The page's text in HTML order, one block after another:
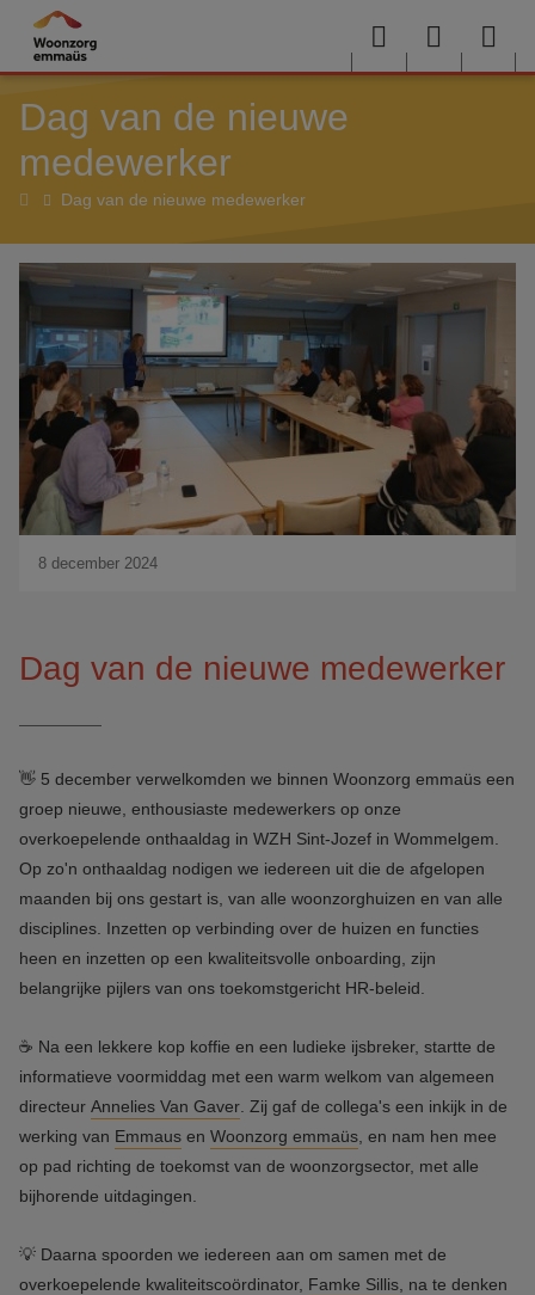
Overslaan en naar de inhoud gaan
Menu User
Dag van de nieuwe
medewerker
HomeDag van de nieuwe medewerker
8 december 2024
Dag van de nieuwe medewerker
👋 5 december verwelkomden we binnen Woonzorg emmaüs een
groep nieuwe, enthousiaste medewerkers op onze
overkoepelende onthaaldag in WZH Sint-Jozef in Wommelgem.
Op zo'n onthaaldag nodigen we iedereen uit die de afgelopen
maanden bij ons gestart is, van alle woonzorghuizen en van alle
disciplines. Inzetten op verbinding over de huizen en functies
heen en inzetten op een kwaliteitsvolle onboarding, zijn
belangrijke pijlers van ons toekomstgericht HR-beleid.
☕ Na een lekkere kop koffie en een ludieke ijsbreker, startte de
informatieve voormiddag met een warm welkom van algemeen
directeur Annelies Van Gaver . Zij gaf de collega's een inkijk in de
werking van Emmaus en Woonzorg emmaüs , en nam hen mee
op pad richting de toekomst van de woonzorgsector, met alle
bijhorende uitdagingen.
💡 Daarna spoorden we iedereen aan om samen met de
overkoepelende kwaliteitscoördinator, Famke Sillis , na te denken